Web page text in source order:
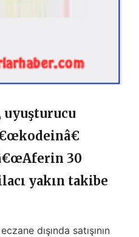
uyuşturucu
30
yakın takibe
dışında satışının